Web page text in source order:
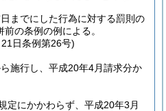
までにした行為に対する罰則の
の条例の例による。
日条例第26号)
施行し、平成20年4月請求分か
定にかかわらず、平成20年3月